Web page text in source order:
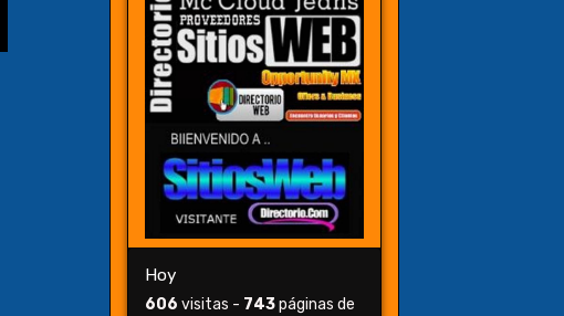
Hoy
606 visitas - 743páginas de